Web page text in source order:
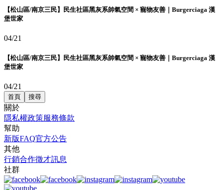
【松山區/南京三民】民生社區黑灰系帥氣空間 × 寵物友善｜Burgerciaga 漢
堡世家
04/21
【松山區/南京三民】民生社區黑灰系帥氣空間 × 寵物友善｜Burgerciaga 漢
堡世家
04/21
首頁 搜尋
關於
隱私權政策服務條款
幫助
新版FAQ官方公告
其他
行銷合作徵才訊息
社群